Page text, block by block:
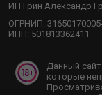
ИП Грин Александр
ОГРНИП:
ИНН: 501813362411
Данный
которые